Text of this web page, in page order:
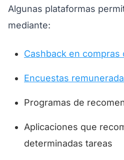
Algunas plataformas
mediante:
Cashback en compras
Encuestas
Programas de
Aplicaciones que
determinadas tareas